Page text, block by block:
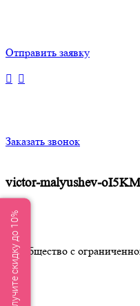
Отправить заявку
Заказать звонок
victor-malyushev-
Общество с
Получите скидку до 10%